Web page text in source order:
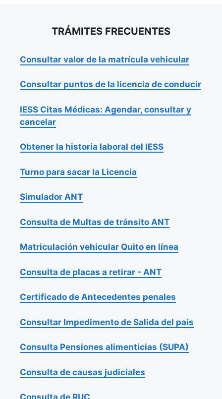
TRÁMITES FRECUENTES
Consultar valor de la matrícula vehicular
Consultar puntos de la licencia de conducir
IESS Citas Médicas: Agendar, consultar y
cancelar
Obtener la historia laboral del IESS
Turno para sacar la Licencia
Simulador ANT
Consulta de Multas de tránsito ANT
Matriculación vehicular Quito en línea
Consulta de placas a retirar - ANT
Certificado de Antecedentes penales
Consultar Impedimento de Salida del país
Consulta Pensiones alimenticias (SUPA)
Consulta de causas judiciales